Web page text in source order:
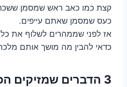
קצת כמו כאב ראש שמסמן
כעס שמסמן שאתם עייפים.
אז לפני שממהרים לשלוף את כל
כדאי להבין מה מושך אותם
3 הדברים שמזיקים